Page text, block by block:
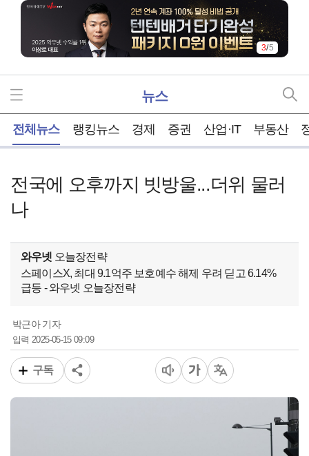
4/5
뉴스
전체뉴스 랭킹뉴스 경제 증권 산업·IT 부동산
전국에 오후까지 빗방울...더위 물러
나
와우넷 오늘장전략
스페이스X, 최대 9.1억주 보호예수 해제 우려 딛고 6.14%
급등 - 와우넷 오늘장전략
박근아 기자
입력2025-05-15 09:09
구독